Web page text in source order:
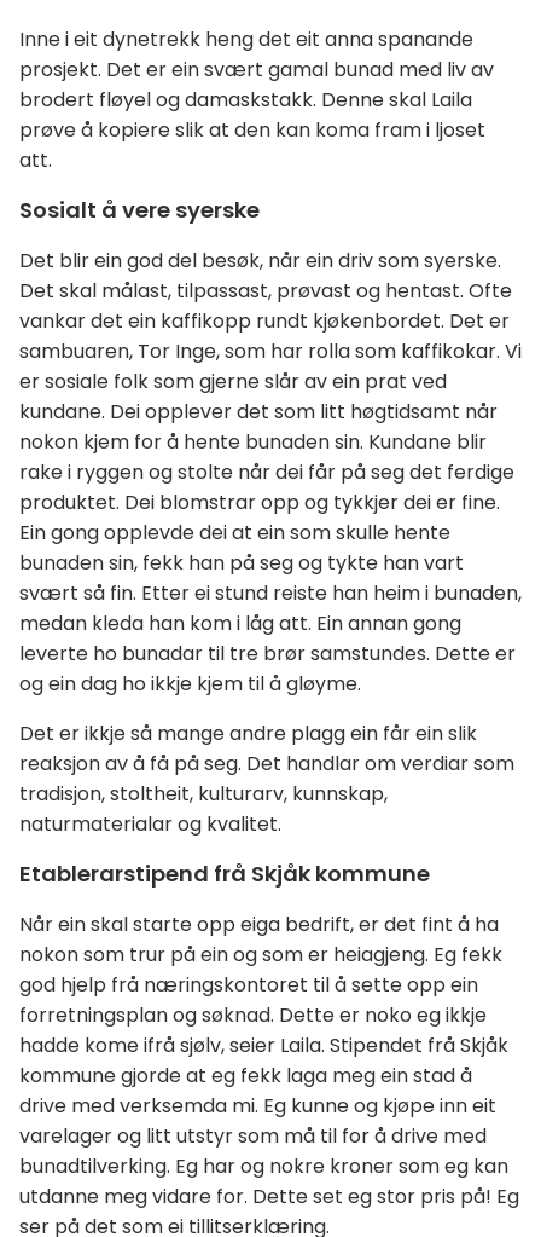
Inne i eit dynetrekk heng det eit anna spanande
prosjekt. Det er ein svært gamal bunad med liv av
brodert fløyel og damaskstakk. Denne skal Laila
prøve å kopiere slik at den kan koma fram i ljoset
att.
Sosialt å vere syerske
Det blir ein god del besøk, når ein driv som syerske.
Det skal målast, tilpassast, prøvast og hentast. Ofte
vankar det ein kaffikopp rundt kjøkenbordet. Det er
sambuaren, Tor Inge, som har rolla som kaffikokar. Vi
er sosiale folk som gjerne slår av ein prat ved
kundane. Dei opplever det som litt høgtidsamt når
nokon kjem for å hente bunaden sin. Kundane blir
rake i ryggen og stolte når dei får på seg det ferdige
produktet. Dei blomstrar opp og tykkjer dei er fine.
Ein gong opplevde dei at ein som skulle hente
bunaden sin, fekk han på seg og tykte han vart
svært så fin. Etter ei stund reiste han heim i bunaden,
medan kleda han kom i låg att. Ein annan gong
leverte ho bunadar til tre brør samstundes. Dette er
og ein dag ho ikkje kjem til å gløyme.
Det er ikkje så mange andre plagg ein får ein slik
reaksjon av å få på seg. Det handlar om verdiar som
tradisjon, stoltheit, kulturarv, kunnskap,
naturmaterialar og kvalitet.
Etablerarstipend frå Skjåk kommune
Når ein skal starte opp eiga bedrift, er det fint å ha
nokon som trur på ein og som er heiagjeng. Eg fekk
god hjelp frå næringskontoret til å sette opp ein
forretningsplan og søknad. Dette er noko eg ikkje
hadde kome ifrå sjølv, seier Laila. Stipendet frå Skjåk
kommune gjorde at eg fekk laga meg ein stad å
drive med verksemda mi. Eg kunne og kjøpe inn eit
varelager og litt utstyr som må til for å drive med
bunadtilverking. Eg har og nokre kroner som eg kan
utdanne meg vidare for. Dette set eg stor pris på! Eg
ser på det som ei tillitserklæring.